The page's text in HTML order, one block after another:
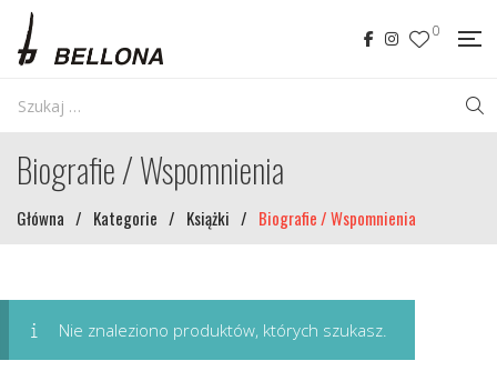
0
Biografie / Wspomnienia
Główna / Kategorie / Książki / Biografie / Wspomnienia
Nie znaleziono produktów, których szukasz.